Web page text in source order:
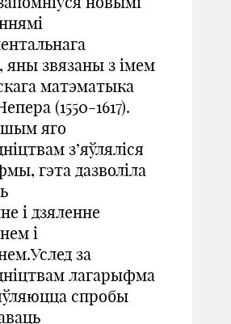
яны звязаны з імем
матэматыка
(1550-1617).
яго
з’яўляліся
гэта дазволіла
і дзяленне
і
за
лагарыфма
спробы